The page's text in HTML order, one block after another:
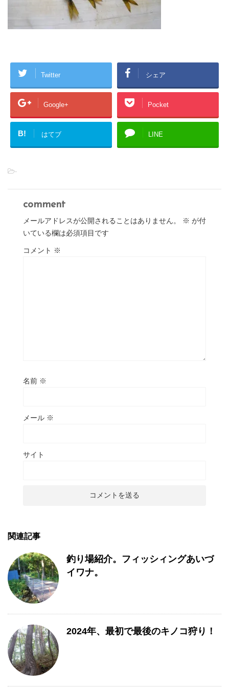
Twitter シェア
Google+ Pocket
B! はてブ LINE
-
comment
メールアドレスが公開されることはありません。 ※ が付
いている欄は必須項目です
コメント ※
名前 ※
メール ※
サイト
関連記事
釣り場紹介。フィッシィングあいづ
イワナ。
2024年、最初で最後のキノコ狩り！